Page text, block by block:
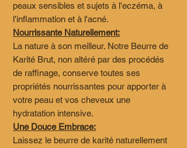
peaux sensibles et sujets à l'eczéma, à
l'inflammation et à l'acné.
Nourrissante Naturellement:
La nature à son meilleur. Notre Beurre de
Karité Brut, non altéré par des procédés
de raffinage, conserve toutes ses
propriétés nourrissantes pour apporter à
votre peau et vos cheveux une
hydratation intensive.
Une Douce Embrace:
Laissez le beurre de karité naturellement